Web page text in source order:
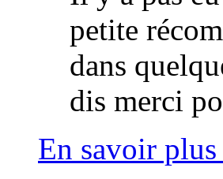
petite
dans
dis merci
En savoir plus